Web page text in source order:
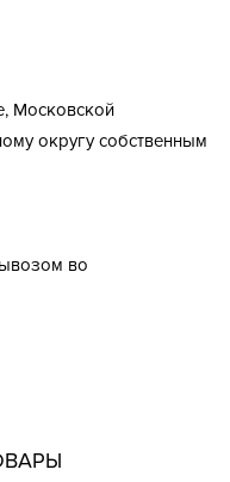
Московской
округу собственным
во
32 / П-33